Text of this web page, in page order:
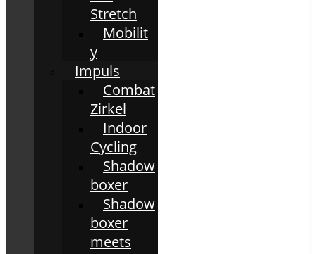
Stretch
Mobilit
y
Impuls
Combat
Zirkel
Indoor
Cycling
Shadow
boxer
Shadow
boxer
meets